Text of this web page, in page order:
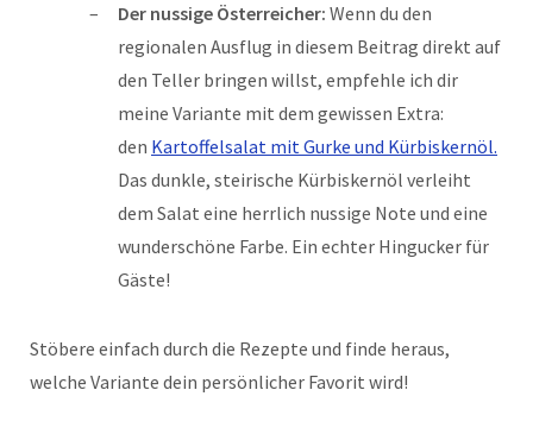
Der nussige Österreicher: Wenn du den
regionalen Ausflug in diesem Beitrag direkt auf
den Teller bringen willst, empfehle ich dir
meine Variante mit dem gewissen Extra:
den Kartoffelsalat mit Gurke und Kürbiskernöl.
Das dunkle, steirische Kürbiskernöl verleiht
dem Salat eine herrlich nussige Note und eine
wunderschöne Farbe. Ein echter Hingucker für
Gäste!
Stöbere einfach durch die Rezepte und finde heraus,
welche Variante dein persönlicher Favorit wird!